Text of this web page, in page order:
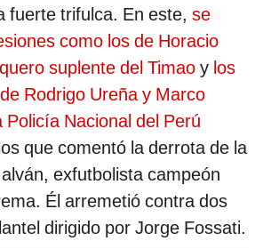
fuerte trifulca. En este, se
como los de Horacio
suplente del Timao y los
Rodrigo Ureña y Marco
Policía Nacional del Perú
que comentó la derrota de la
exfutbolista campeón
Él arremetió contra dos
dirigido por Jorge Fossati.